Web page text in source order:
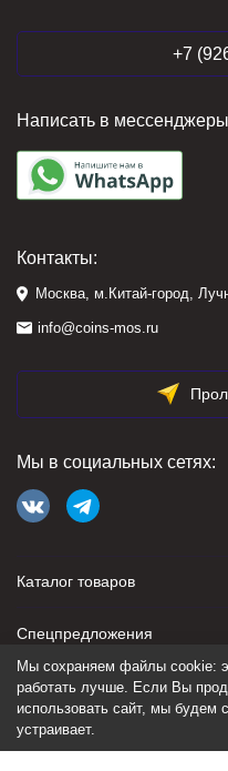
+7
Написать в
Контакты:
Москва, м.Китай-город,
info@coins-mos.ru
Мы в социальных сетях:
Каталог товаров
Спецпредложения
Для покупателя
Политика персональных
Мы сохраняем файлы cookie:
работать лучше. Если Вы
использовать сайт, мы будем
устраивает.